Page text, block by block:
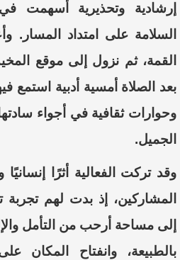
إرشادية وتحذيرية أسهمت
السلامة على امتداد
القمة، ثم نزول إلى موقع
بعد الصلاة أمسية أدبية استمع
وحوارات ثقافية في أجواء
الجميل.
وقد تركت الفعالية أثرًا
المشاركين، إذ بدت لهم تجربة
إلى مساحة أرحب من التأمل
بالطبيعة، وانفتاح المكان